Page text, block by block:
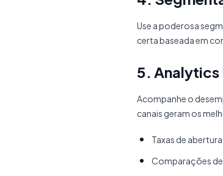
Use a poderosa
certa baseada em
5.
Acompanhe o
canais geram os
Taxas de
Comparações